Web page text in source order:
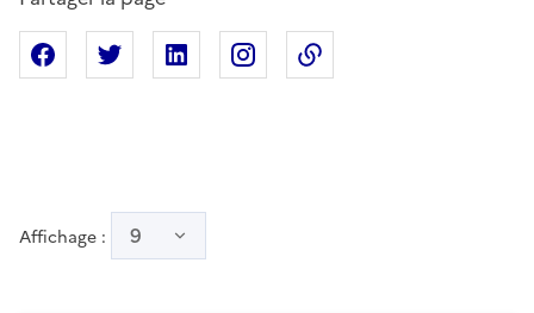
Partager sur Facebook
Partager sur XPartager sur Linkedin
Partager sur Instagram
Affichage : 9